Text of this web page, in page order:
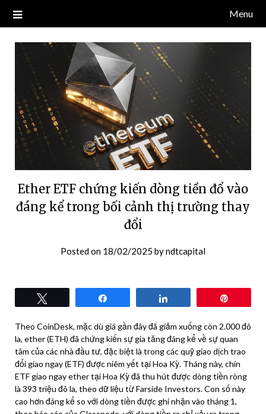
NDT CAPITAL | BLOG TIỀN
ĐIỆN TỬ CRYPTO
Blog về thị trường crypto, tiền điện tử, tiền mã hoá, công nghệ
blockchain.
Menu
Ether ETF chứng kiến ​​dòng tiền đổ vào
đáng kể trong bối cảnh thị trường thay
đổi
Posted on 18/02/2025 byndtcapital
Theo CoinDesk, mặc dù giá gần đây đã giảm xuống còn 2.000 đô
la, ether (ETH) đã chứng kiến ​​sự gia tăng đáng kể về sự quan
tâm của các nhà đầu tư, đặc biệt là trong các quỹ giao dịch trao
đổi giao ngay (ETF) được niêm yết tại Hoa Kỳ. Tháng này, chín
ETF giao ngay ether tại Hoa Kỳ đã thu hút được dòng tiền ròng
là 393 triệu đô la, theo dữ liệu từ Farside Investors. Con số này
cao hơn đáng kể so với dòng tiền được ghi nhận vào tháng 1,